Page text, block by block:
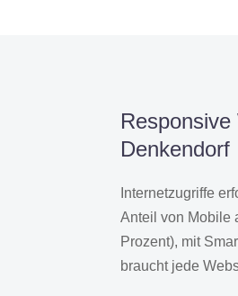
Denkendorf
Internetzugriffe
Anteil von Mobile
Prozent), mit
braucht jede